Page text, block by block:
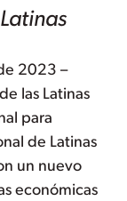
2023 –
las Latinas
para
de Latinas
un nuevo
económicas